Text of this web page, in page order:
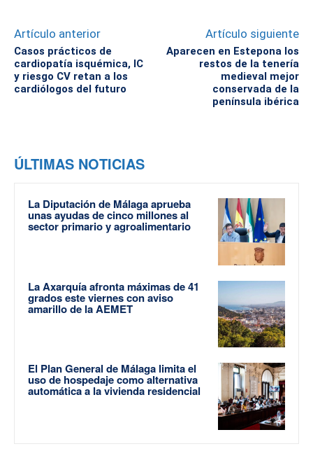
Artículo anterior
Casos prácticos de
cardiopatía isquémica, IC
y riesgo CV retan a los
cardiólogos del futuro
Artículo siguiente
Aparecen en Estepona los
restos de la tenería
medieval mejor
conservada de la
península ibérica
ÚLTIMAS NOTICIAS
La Diputación de Málaga aprueba
unas ayudas de cinco millones al
sector primario y agroalimentario
La Axarquía afronta máximas de 41
grados este viernes con aviso
amarillo de la AEMET
El Plan General de Málaga limita el
uso de hospedaje como alternativa
automática a la vivienda residencial